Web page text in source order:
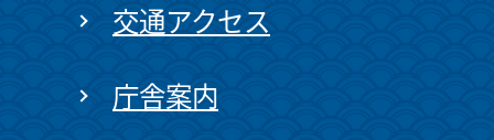
交通アクセス
庁舎案内